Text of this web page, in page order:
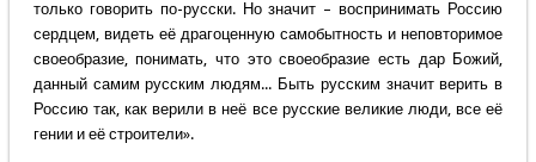
только говорить по-русски. Но значит – воспринимать Россию
сердцем, видеть её драгоценную самобытность и неповторимое
своеобразие, понимать, что это своеобразие есть дар Божий,
данный самим русским людям... Быть русским значит верить в
Россию так, как верили в неё все русские великие люди, все её
гении и её строители».